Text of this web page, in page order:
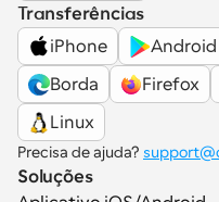
Transferências
iPhone
Android
Borda
Firefox
Linux
Precisa de ajuda?
Soluções